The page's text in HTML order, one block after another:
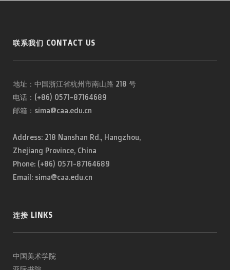
联系我们 CONTACT US
地址：中国浙江省杭州市南山路 218 号
电话：(+86) 0571-87164689
邮箱：sima@caa.edu.cn
Address: 218 Nanshan Rd., Hangzhou,
Zhejiang Province, China
Phone: (+86) 0571-87164689
Email: sima@caa.edu.cn
连接 LINKS
中国美术学院